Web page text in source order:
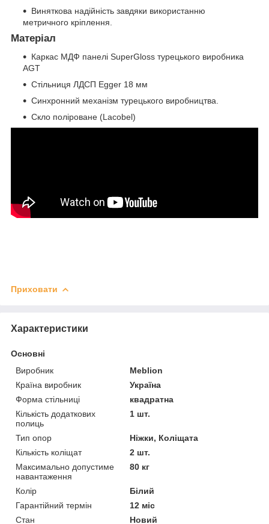
Виняткова надійність завдяки використанню
метричного кріплення.
Матеріал
Каркас МДФ панелі SuperGloss турецького виробника
AGT
Стільниця ЛДСП Egger 18 мм
Синхронний механізм турецького виробництва.
Скло поліроване (Lacobel)
Приховати
Характеристики
Основні
Виробник
Meblion
Країна виробник
Україна
Форма стільниці
квадратна
Кількість додаткових
полиць
1 шт.
Тип опор
Ніжки, Коліщата
Кількість коліщат
2 шт.
Максимально допустиме
навантаження
80 кг
Колір
Білий
Гарантійний термін
12 міс
Стан
Новий